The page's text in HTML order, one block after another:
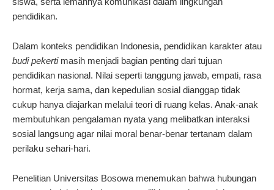
pendidikan.
Dalam konteks pendidikan Indonesia, pendidikan karakter atau
budi pekertimasih menjadi bagian penting dari tujuan
pendidikan nasional. Nilai seperti tanggung jawab, empati, rasa
hormat, kerja sama, dan kepedulian sosial dianggap tidak
cukup hanya diajarkan melalui teori di ruang kelas. Anak-anak
membutuhkan pengalaman nyata yang melibatkan interaksi
sosial langsung agar nilai moral benar-benar tertanam dalam
perilaku sehari-hari.
Penelitian Universitas Bosowa menemukan bahwa hubungan